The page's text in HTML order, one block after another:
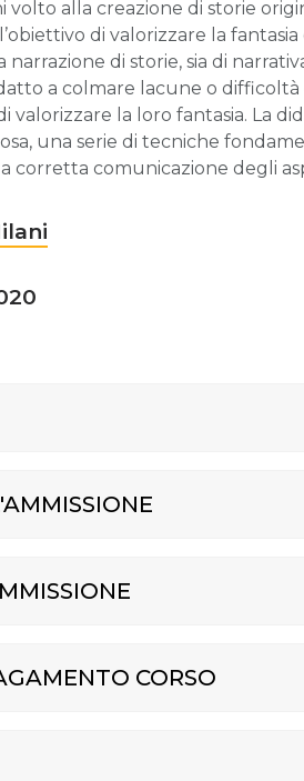
volto alla creazione di storie
di valorizzare la
di storie, sia di
a colmare lacune o difficoltà
valorizzare la loro fantasia. La
una serie di tecniche
corretta comunicazione degli
CORSO